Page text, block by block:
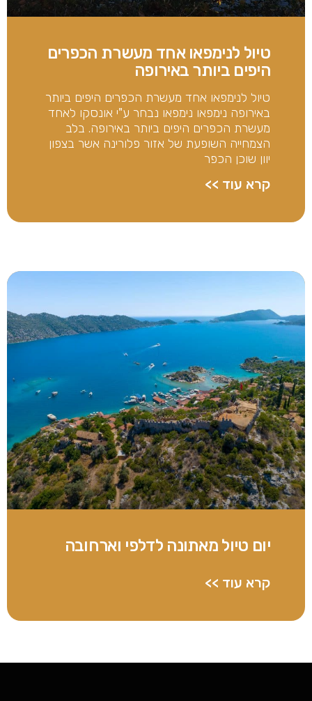
טיול לנימפאו אחד מעשרת הכפרים
היפים ביותר באירופה
טיול לנימפאו אחד מעשרת הכפרים היפים ביותר
באירופה נימפאו נימפאו נבחר ע"י אונסקו לאחד
מעשרת הכפרים היפים ביותר באירופה. בלב
הצמחייה השופעת של אזור פלורינה אשר בצפון
יוון שוכן הכפר
קרא עוד >>
יום טיול מאתונה לדלפי וארחובה
קרא עוד >>